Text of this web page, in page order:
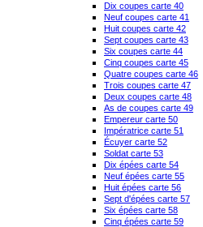
Dix coupes carte 40
Neuf coupes carte 41
Huit coupes carte 42
Sept coupes carte 43
Six coupes carte 44
Cinq coupes carte 45
Quatre coupes carte 46
Trois coupes carte 47
Deux coupes carte 48
As de coupes carte 49
Empereur carte 50
Impératrice carte 51
Écuyer carte 52
Soldat carte 53
Dix épées carte 54
Neuf épées carte 55
Huit épées carte 56
Sept d'épées carte 57
Six épées carte 58
Cinq épées carte 59